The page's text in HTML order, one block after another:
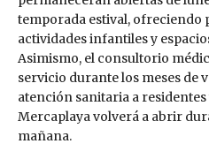
temporada estival, ofreciendo
actividades infantiles y
Asimismo, el consultorio
servicio durante los meses de
atención sanitaria a
Mercaplaya volverá a abrir
mañana.